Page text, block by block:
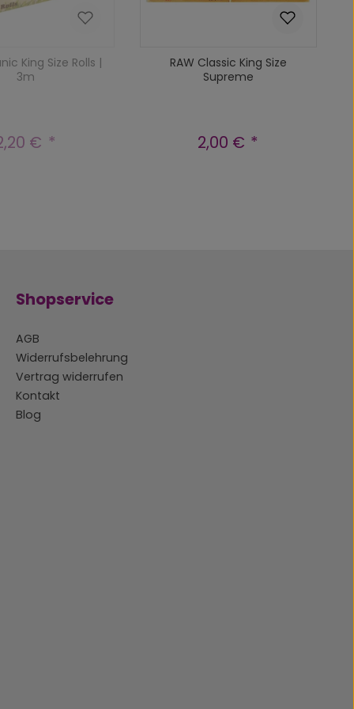
King Size Rolls |
3m
Preis:
€
RAW Classic King Size
Supreme
Regulärer Preis:
2,00 €
Shopservice
AGB
Widerrufsbelehrung
Vertrag widerrufen
Kontakt
Blog